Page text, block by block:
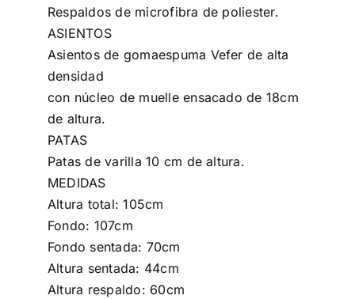
Respaldos de microfibra de poliester.
ASIENTOS
Asientos de gomaespuma Vefer de alta
densidad
con núcleo de muelle ensacado de 18cm
de altura.
PATAS
Patas de varilla 10 cm de altura.
MEDIDAS
Altura total: 105cm
Fondo: 107cm
Fondo sentada: 70cm
Altura sentada: 44cm
Altura respaldo: 60cm